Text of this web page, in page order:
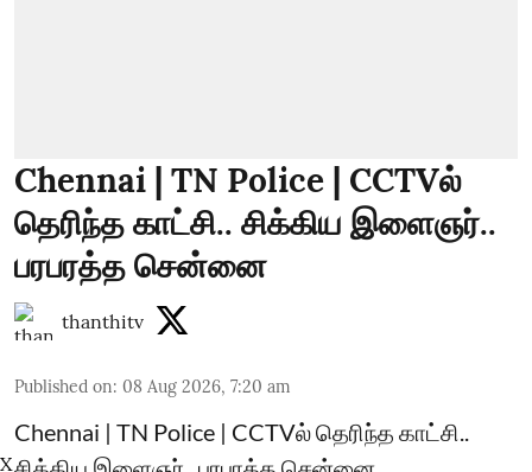
Chennai | TN Police | CCTVல்
தெரிந்த காட்சி.. சிக்கிய இளைஞர்..
பரபரத்த சென்னை
thanthitv
Published on: 08 Aug 2026, 7:20 am
Chennai | TN Police | CCTVல் தெரிந்த காட்சி..
X